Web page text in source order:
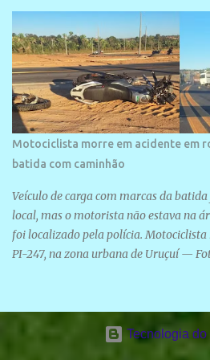
Motociclista morre em acidente em
batida com caminhão
Veículo de carga com marcas da
local, mas o motorista não estava na
foi localizado pela polícia.
PI-247, na zona urbana de Uruçuí —
A Polícia Militar informou que um
colisão foi encontrado próximo ao
da Polícia Militar (10º BPM), a equipe
Tecnologia